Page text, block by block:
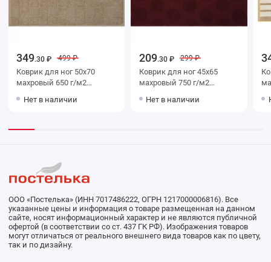
349.30 ₽ 499 ₽
Коврик для ног 50х70
махровый 650 г/м2
мануфактура Campo di lino
Нет в наличии
209.30 ₽ 299 ₽
Коврик для ног 45х65
махровый 750 г/м2
мануфактура
Нет в наличии
ООО «Постелька» (ИНН 7017486222, ОГРН 1217000006816). Все
указанные цены и информация о товаре размещенная на данном
сайте, носят информационный характер и не являются публичной
офертой (в соответствии со ст. 437 ГК РФ). Изображения товаров
могут отличаться от реального внешнего вида товаров как по цвету,
так и по дизайну.